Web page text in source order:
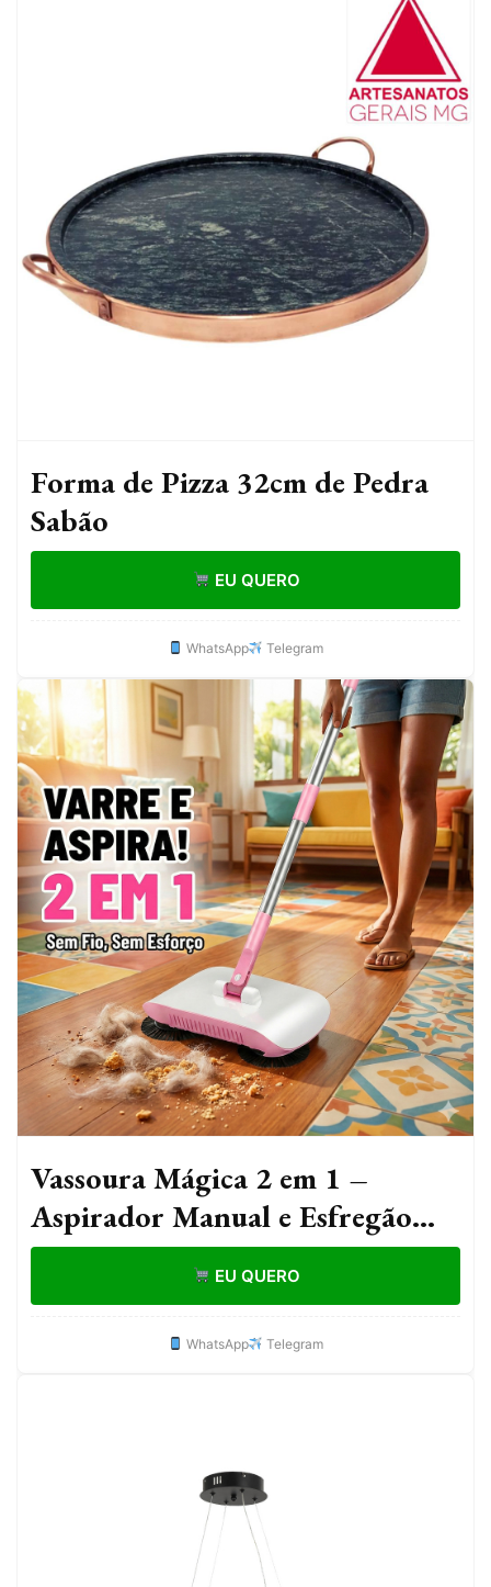
Forma de Pizza 32cm de Pedra
Sabão
EU QUERO
WhatsApp Telegram
Vassoura Mágica 2 em 1 –
Aspirador Manual e Esfregão
Giratório para Limpeza
Doméstica Prática
EU QUERO
WhatsApp Telegram